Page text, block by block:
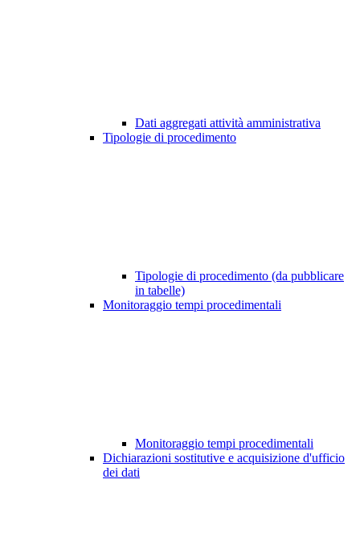
Dati aggregati attività amministrativa
Tipologie di procedimento
Tipologie di procedimento (da pubblicare
in tabelle)
Monitoraggio tempi procedimentali
Monitoraggio tempi procedimentali
Dichiarazioni sostitutive e acquisizione d'ufficio
dei dati